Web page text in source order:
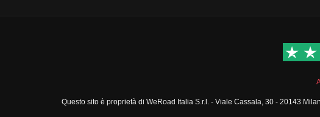
Questo sito è proprietà di WeRoad Italia S.r.l. - Viale Cassala, 30 - 20143